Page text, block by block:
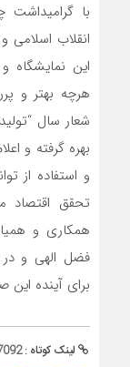
با
انقلاب اسلامی
این نمایشگاه
هرچه بهتر و
شعار سال
بهره گرفته و
و استفاده از
تحقق اقتصاد
همکاری و
فضل الهی و در
برای آینده
لینک کوتاه :